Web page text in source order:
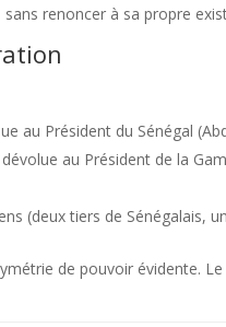
renoncer à sa propre
au Président du Sénégal
au Président de la
(deux tiers de Sénégalais,
de pouvoir évidente.